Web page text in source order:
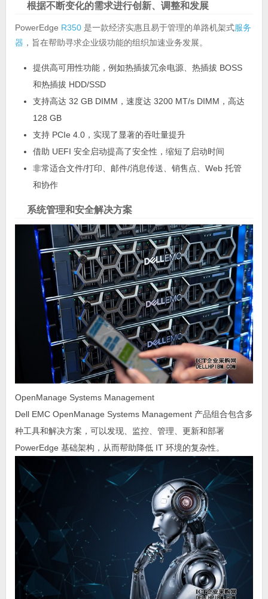
根据不断变化的需求进行创新、调整和发展
PowerEdge R350是一款经济实惠且易于管理的单路机架式服务
器 ，旨在帮助寻求企业级功能的组织加速业务发展。
提供高可用性功能，例如热插拔冗余电源、热插拔 BOSS
和热插拔 HDD/SSD
支持高达 32 GB DIMM，速度达 3200 MT/s DIMM，高达
128 GB
支持 PCIe 4.0，实现了显著的吞吐量提升
借助 UEFI 安全启动提高了安全性，缩短了启动时间
非常适合文件/打印、邮件/消息传送、销售点、Web 托管
和协作
系统管理和安全解决方案
OpenManage Systems Management
Dell EMC OpenManage Systems Management 产品组合包含多
种工具和解决方案，可以发现、监控、管理、更新和部署
PowerEdge 基础架构，从而帮助降低 IT 环境的复杂性。